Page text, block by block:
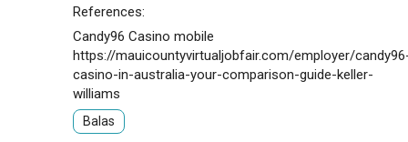
References:
Candy96 Casino mobile
https://mauicountyvirtualjobfair.com/employer/
casino-in-australia-your-comparison-guide-keller-
williams
Balas